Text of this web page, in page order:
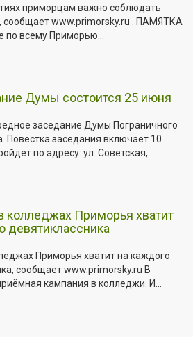
приморцам важно соблюдать
сообщает www.primorsky.ru . ПАМЯТКА
всему Приморью...
Думы состоится 25 июня
заседание Думы Пограничного
Повестка заседания включает 10
по адресу: ул. Советская,...
Приморья хватит
девятиклассника
Приморья хватит на каждого
сообщает www.primorsky.ru В
кампания в колледжи. И...